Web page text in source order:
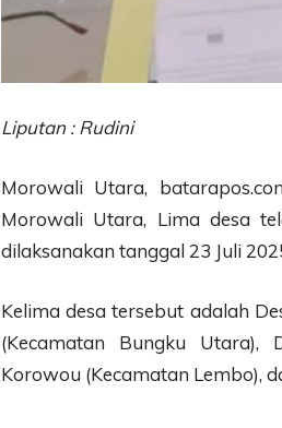
Liputan : Rudini
Morowali Utara,
Morowali Utara, Lima desa
dilaksanakan tanggal 23 Juli
Kelima desa tersebut adalah
(Kecamatan Bungku Utara),
Korowou (Kecamatan Lembo),